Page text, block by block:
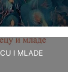
I MLADE